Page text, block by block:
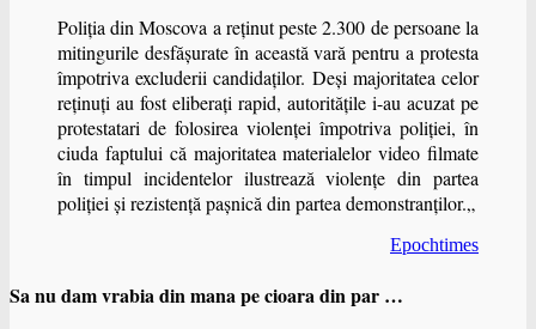
Poliţia din Moscova a reţinut peste 2.300 de persoane la
mitingurile desfăşurate în această vară pentru a protesta
împotriva excluderii candidaţilor. Deşi majoritatea celor
reţinuţi au fost eliberaţi rapid, autorităţile i-au acuzat pe
protestatari de folosirea violenţei împotriva poliţiei, în
ciuda faptului că majoritatea materialelor video filmate
în timpul incidentelor ilustrează violenţe din partea
poliţiei şi rezistenţă paşnică din partea demonstranţilor.„
Epochtimes
Sa nu dam vrabia din mana pe cioara din par …